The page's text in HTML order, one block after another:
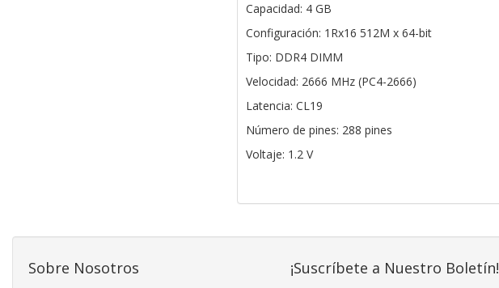
Capacidad: 4 GB
Configuración: 1Rx16 512M x 64-bit
Tipo: DDR4 DIMM
Velocidad: 2666 MHz (PC4-2666)
Latencia: CL19
Número de pines: 288 pines
Voltaje: 1.2 V
Sobre Nosotros ¡Suscríbete a Nuestro Boletín!